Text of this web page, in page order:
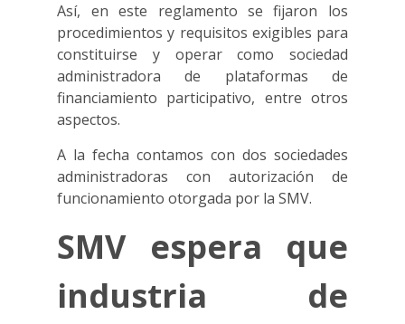
Así, en este reglamento se fijaron los
procedimientos y requisitos exigibles para
constituirse y operar como sociedad
administradora de plataformas de
financiamiento participativo, entre otros
aspectos.
A la fecha contamos con dos sociedades
administradoras con autorización de
funcionamiento otorgada por la SMV.
SMV espera que
industria de